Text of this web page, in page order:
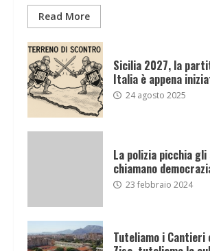
Read More
Sicilia 2027, la
Italia è appena
24 agosto 2025
La polizia picchia
chiamano
23 febbraio 2024
Tuteliamo i